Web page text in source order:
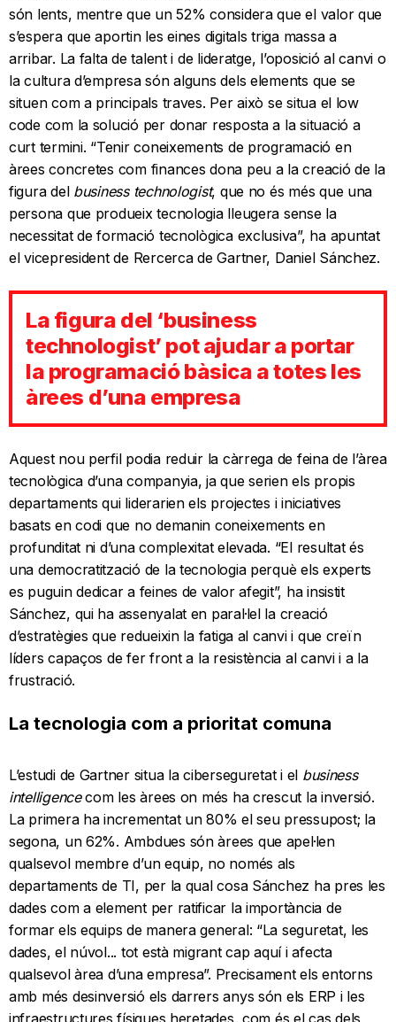
són lents, mentre que un 52% considera que el valor que
s’espera que aportin les eines digitals triga massa a
arribar. La falta de talent i de lideratge, l’oposició al canvi o
la cultura d’empresa són alguns dels elements que se
situen com a principals traves. Per això se situa el low
code com la solució per donar resposta a la situació a
curt termini. “Tenir coneixements de programació en
àrees concretes com finances dona peu a la creació de la
figura del business technologist, que no és més que una
persona que produeix tecnologia lleugera sense la
necessitat de formació tecnològica exclusiva”, ha apuntat
el vicepresident de Rercerca de Gartner, Daniel Sánchez.
La figura del ‘business
technologist’ pot ajudar a portar
la programació bàsica a totes les
àrees d’una empresa
Aquest nou perfil podia reduir la càrrega de feina de l’àrea
tecnològica d’una companyia, ja que serien els propis
departaments qui liderarien els projectes i iniciatives
basats en codi que no demanin coneixements en
profunditat ni d’una complexitat elevada. “El resultat és
una democratització de la tecnologia perquè els experts
es puguin dedicar a feines de valor afegit”, ha insistit
Sánchez, qui ha assenyalat en paral·lel la creació
d’estratègies que redueixin la fatiga al canvi i que creïn
líders capaços de fer front a la resistència al canvi i a la
frustració.
La tecnologia com a prioritat comuna
L’estudi de Gartner situa la ciberseguretat i el business
intelligencecom les àrees on més ha crescut la inversió.
La primera ha incrementat un 80% el seu pressupost; la
segona, un 62%. Ambdues són àrees que apel·len
qualsevol membre d’un equip, no només als
departaments de TI, per la qual cosa Sánchez ha pres les
dades com a element per ratificar la importància de
formar els equips de manera general: “La seguretat, les
dades, el núvol... tot està migrant cap aquí i afecta
qualsevol àrea d’una empresa”. Precisament els entorns
amb més desinversió els darrers anys són els ERP i les
infraestructures físiques heretades, com és el cas dels